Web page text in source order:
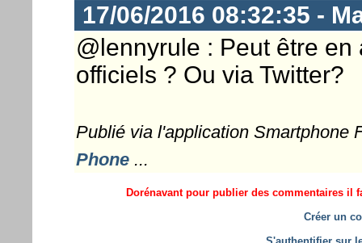
17/06/2016 08:32:35 -
@lennyrule : Peut être
officiels ? Ou via Twitter?
Publié via l'application Smartphone
Phone...
Dorénavant pour publier des commentaires il
Créer un